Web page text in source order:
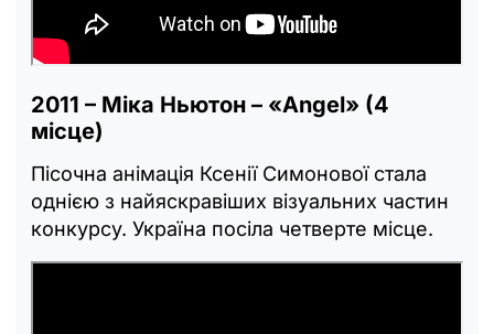
2011 – Міка Ньютон – «Angel» (4
місце)
Пісочна анімація Ксенії Симонової стала
однією з найяскравіших візуальних частин
конкурсу. Україна посіла четверте місце.